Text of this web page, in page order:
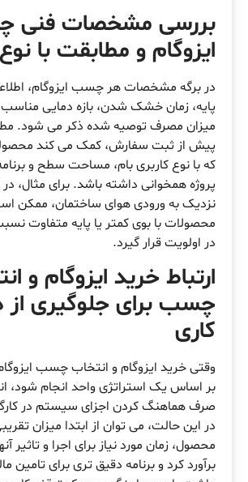
بررسی مشخصات فنی
ایزوگام و مطابقت با
در برگه مشخصات هر چسب ایزوگام،
پایه، زمان خشک شدن، بازه دمایی مناسب
میزان مصرف توصیه شده ذکر می شود.
پیش از ثبت سفارش، کمک می کند
که با نوع کاربری بام، مساحت سطح و
پروژه همخوانی داشته باشد. برای مثال،
نزدیک به ورودی هوای ساختمان، ممکن
محصولات با بوی کمتر یا پایه متفاوت
در اولویت قرار گیرد.
ارتباط خرید ایزوگام و
چسب برای جلوگیری از
کاری
وقتی خرید ایزوگام و انتخاب چسب
بر اساس یک استراتژی واحد انجام شود،
صرف هماهنگ کردن اجزای سیستم در
در این حالت، می توان از ابتدا میزان
محصول، زمان مورد نیاز برای اجرا و تاثیر
برآورد کرد و برنامه دقیق تری برای تامین